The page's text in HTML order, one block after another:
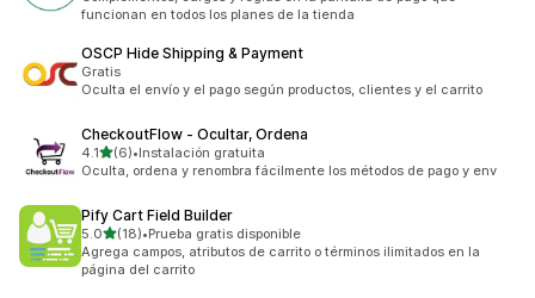
funcionan en todos los planes de la tienda
OSCP Hide Shipping & Payment
Gratis
Oculta el envío y el pago según productos, clientes y el carrito
CheckoutFlow ‑ Ocultar, Ordena
4.1de 5 estrellas
(6)
6 reseñas en total
•Instalación gratuita
Oculta, ordena y renombra fácilmente los métodos de pago y env
Pify Cart Field Builder
5.0de 5 estrellas
(18)
18 reseñas en total
•Prueba gratis disponible
Agrega campos, atributos de carrito o términos ilimitados en la
página del carrito